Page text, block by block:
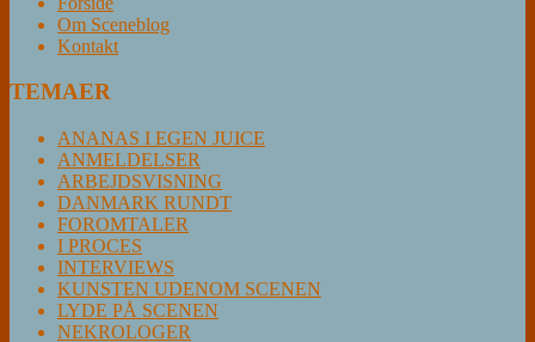
Om Sceneblog
Kontakt
TEMAER
ANANAS I EGEN JUICE
ANMELDELSER
ARBEJDSVISNING
DANMARK RUNDT
FOROMTALER
I PROCES
INTERVIEWS
KUNSTEN UDENOM SCENEN
LYDE PÅ SCENEN
NEKROLOGER